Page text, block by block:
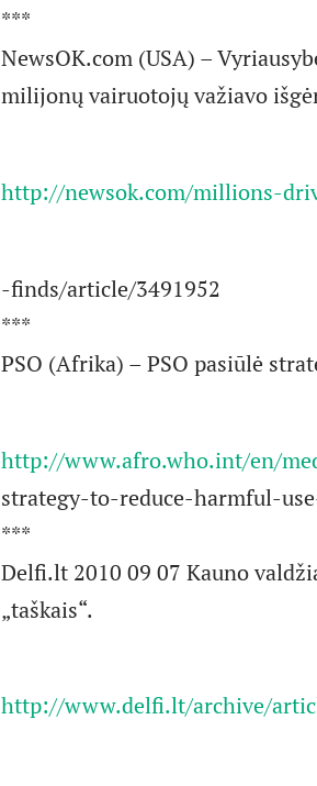
***
NewsOK.com (USA) –
milijonų vairuotojų važiavo
http://newsok.com/millions-
-finds/article/3491952
***
PSO (Afrika) – PSO pasiūlė
http://www.afro.who.int/en/
strategy-to-reduce-harmful-
***
Delfi.lt 2010 09 07 Kauno
„taškais“.
http://www.delfi.lt/archive/